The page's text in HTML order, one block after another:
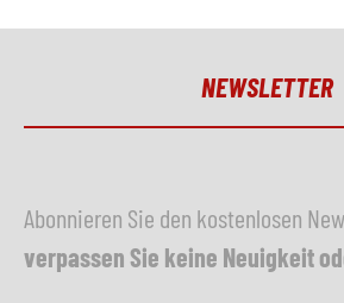
NEWSLETTER
Abonnieren Sie den kostenlosen
verpassen Sie keine Neuigkeit